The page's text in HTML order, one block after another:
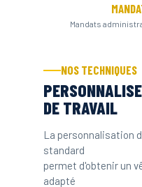
Mandats
NOS TECHNIQUES
DE TRAVAIL
La personnalisation
standard
permet d'obtenir un
adapté